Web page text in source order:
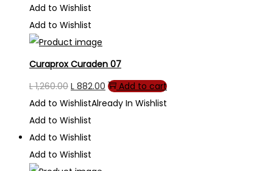
Add to Wishlist
Add to Wishlist
Curaprox Curaden 07
L1,260.00 Original
price
was:
L 1,260.00.
L 882.00 Current
price
Add to cart
Add to WishlistAlready In Wishlist
Add to Wishlist
Add to Wishlist
Add to Wishlist